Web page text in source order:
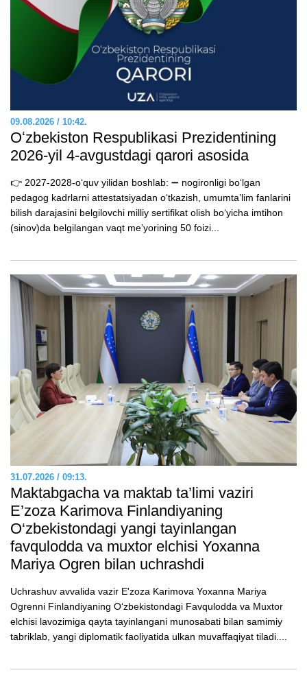
09.08.2026 / 10:42.
Oʻzbekiston Respublikasi Prezidentining
2026-yil 4-avgustdagi qarori asosida
👉 2027-2028-oʻquv yilidan boshlab: ➖ nogironligi boʻlgan
pedagog kadrlarni attestatsiyadan oʻtkazish, umumtaʼlim fanlarini
bilish darajasini belgilovchi milliy sertifikat olish boʻyicha imtihon
(sinov)da belgilangan vaqt meʼyorining 50 foizi...
31.07.2026 / 09:13.
Maktabgacha va maktab ta’limi vaziri
E’zozа Karimova Finlandiyaning
O‘zbekistondagi yangi tayinlangan
favqulodda va muxtor elchisi Yoxanna
Mariya Ogren bilan uchrashdi
Uchrashuv avvalida vazir E'zoza Karimova Yoxanna Mariya
Ogrenni Finlandiyaning O‘zbekistondagi Favqulodda va Muxtor
elchisi lavozimiga qayta tayinlangani munosabati bilan samimiy
tabriklab, yangi diplomatik faoliyatida ulkan muvaffaqiyat tiladi....